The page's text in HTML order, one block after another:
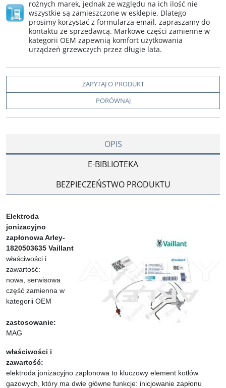
rożnych marek, jednak ze względu na ich ilość nie
wszystkie są zamieszczone w esklepie. Dlatego
prosimy korzystać z formularza email, zapraszamy do
kontaktu ze sprzedawcą. Markowe części zamienne w
kategorii OEM zapewnią komfort użytkowania
urządzeń grzewczych przez długie lata.
ZAPYTAJ O PRODUKT
PORÓWNAJ
OPIS
E-BIBLIOTEKA
BEZPIECZEŃSTWO PRODUKTU
Elektroda
jonizacyjno
zapłonowa Arley-
1820503635 Vaillant
właściwości i
zawartość:
nowa, serwisowa
część zamienna w
kategorii OEM
zastosowanie:
MAG
właściwości i
zawartość:
elektroda jonizacyjno zapłonowa to kluczowy element kotłów
gazowych, który ma dwie główne funkcje: inicjowanie zapłonu